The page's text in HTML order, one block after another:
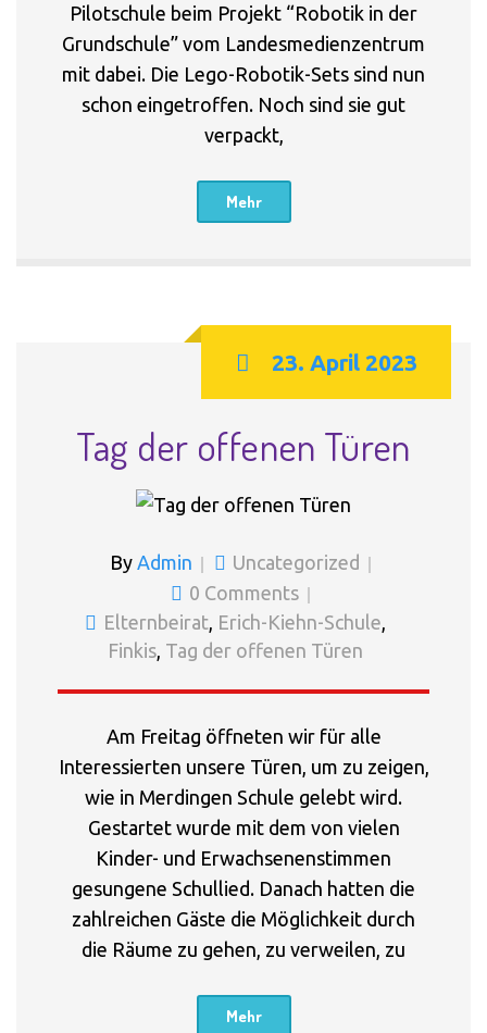
Pilotschule beim Projekt “Robotik in der
Grundschule” vom Landesmedienzentrum
mit dabei. Die Lego-Robotik-Sets sind nun
schon eingetroffen. Noch sind sie gut
verpackt,
Mehr
23. April 2023
Tag der offenen Türen
By Admin
Uncategorized
0 Comments
Elternbeirat, Erich-Kiehn-Schule,
Finkis, Tag der offenen Türen
Am Freitag öffneten wir für alle
Interessierten unsere Türen, um zu zeigen,
wie in Merdingen Schule gelebt wird.
Gestartet wurde mit dem von vielen
Kinder- und Erwachsenenstimmen
gesungene Schullied. Danach hatten die
zahlreichen Gäste die Möglichkeit durch
die Räume zu gehen, zu verweilen, zu
Mehr